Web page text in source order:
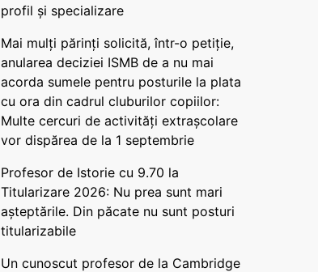
profil și specializare
Mai mulți părinți solicită, într-o petiție,
anularea deciziei ISMB de a nu mai
acorda sumele pentru posturile la plata
cu ora din cadrul cluburilor copiilor:
Multe cercuri de activități extrașcolare
vor dispărea de la 1 septembrie
Profesor de Istorie cu 9.70 la
Titularizare 2026: Nu prea sunt mari
așteptările. Din păcate nu sunt posturi
titularizabile
Un cunoscut profesor de la Cambridge